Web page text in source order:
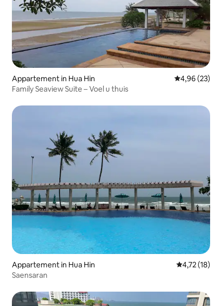
Appartement in Hua Hin Gemiddelde
4,96 (23)
Family Seaview Suite – Voel u thuis
Appartement in Hua Hin Gemiddelde
4,72 (18)
Saensaran